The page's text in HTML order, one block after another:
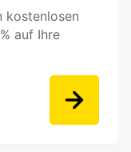
kostenlosen
auf Ihre